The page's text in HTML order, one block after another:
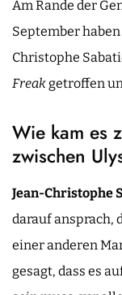
Am Rande der
September
Christophe
Freakgetroffen
Wie kam es
zwischen
Jean-Christophe
darauf ansprach,
einer anderen
gesagt, dass es